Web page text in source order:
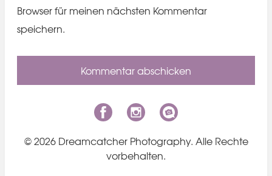
Browser für meinen nächsten Kommentar
speichern.
© 2026 Dreamcatcher Photography. Alle Rechte
vorbehalten.